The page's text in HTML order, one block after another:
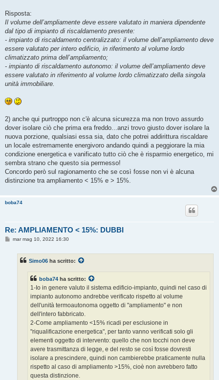
Risposta:
Il volume dell’ampliamente deve essere valutato in maniera dipendente
dal tipo di impianto di riscaldamento presente:
- impianto di riscaldamento centralizzato: il volume dell’ampliamento deve
essere valutato per intero edificio, in riferimento al volume lordo
climatizzato prima dell’ampliamento;
- impianto di riscaldamento autonomo: il volume dell’ampliamento deve
essere valutato in riferimento al volume lordo climatizzato della singola
unità immobiliare.
2) anche qui purtroppo non c'è alcuna sicurezza ma non trovo assurdo
dover isolare ciò che prima era freddo...anzi trovo giusto dover isolare la
nuova porzione, qualsiasi essa sia, dato che potrei addirittura riscaldare
un locale estremamente energivoro andando quindi a peggiorare la mia
condizione energetica e vanificato tutto ciò che è risparmio energetico, mi
sembra strano che questo sia permesso!
Concordo però sul ragionamento che se così fosse non vi è alcuna
distinzione tra ampliamento < 15% e > 15%.
boba74
Re: AMPLIAMENTO < 15%: DUBBI
Mmar mag 10, 2022 16:30
Simo06 ha scritto:
boba74 ha scritto:
1-Io in genere valuto il sistema edificio-impianto, quindi nel caso di
impianto autonomo andrebbe verificato rispetto al volume
dell'unità termoautonoma oggetto di "ampliamento" e non
dell'intero fabbricato.
2-Come ampliamento <15% ricadi per esclusione in
"riqualificazione energetica", per tanto vanno verificati solo gli
elementi oggetto di intervento: quello che non tocchi non deve
avere trasmittanza di legge, e del resto se così fosse dovresti
isolare a prescindere, quindi non cambierebbe praticamente nulla
rispetto al caso di ampliamento >15%, cioè non avrebbero fatto
questa distinzione.